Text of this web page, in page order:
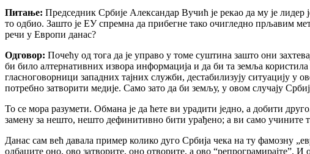
Питање: Председник Србије Александар Вучић је рекао да му је
то одбио. Зашто је ЕУ спремна да прибегне тако очигледно прљавим
речи у Европи данас?
Одговор: Почећу од тога да је управо у томе суштина зашто они
би било алтернативних извора информација и да би та земља
гласноговорници западних тајних служби, дестабилизују ситуацију у
потребно затворити медије. Само зато да би земљу, у овом случају
То се мора разумети. Обмана је да ћете ви урадити једно, а добити
замену за нешто, нешто дефинитивно бити урађено; а ви само учините
Данас сам већ давала пример колико дуго Србија чека на ту фамозну
одбаците оно, ово затворите, оно отворите, а ово “репрограмирајте”.